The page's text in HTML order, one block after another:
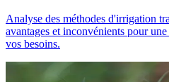
Analyse des méthodes d'irrigation
avantages et inconvénients pour
vos besoins.